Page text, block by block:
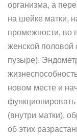
организма, а
на шейке матки,
промежности, во
женской половой
пузыре).
новом месте и
функционировать
(внутри матки),
об этих